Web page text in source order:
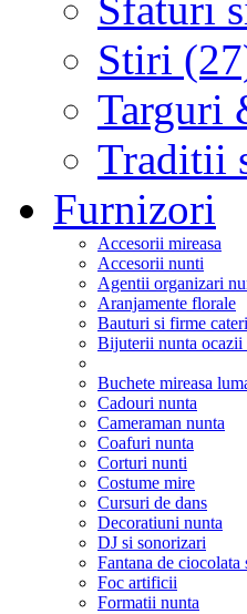
Stiri
Targuri
Traditii
Furnizori
Accesorii mireasa
Accesorii nunti
Agentii organizari
Aranjamente florale
Bauturi si firme
Bijuterii nunta ocazii
Buchete mireasa
Cadouri nunta
Cameraman nunta
Coafuri nunta
Corturi nunti
Costume mire
Cursuri de dans
Decoratiuni nunta
DJ si sonorizari
Fantana de ciocolata
Foc artificii
Formatii nunta